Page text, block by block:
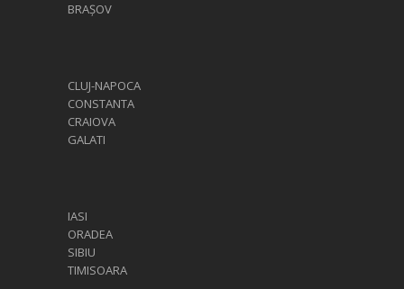
BRAȘOV
CLUJ-NAPOCA
CONSTANTA
CRAIOVA
GALATI
IASI
ORADEA
SIBIU
TIMISOARA